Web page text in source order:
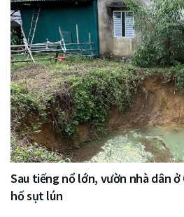
Sau tiếng nổ lớn, vườn nhà dân
hố sụt lún